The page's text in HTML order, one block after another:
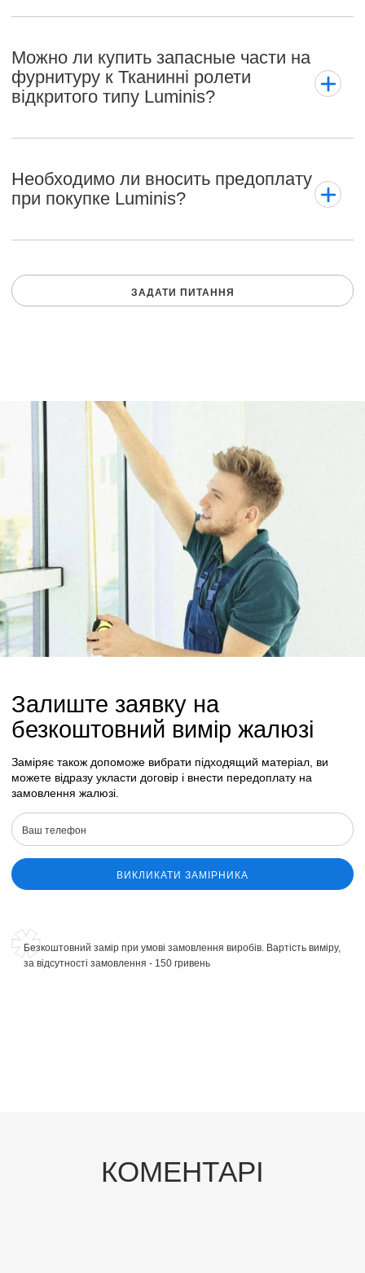
Можно ли купить запасные части на
фурнитуру к Тканинні ролети
відкритого типу Luminis?
Необходимо ли вносить предоплату
при покупке Luminis?
ЗАДАТИ ПИТАННЯ
Залиште заявку на
безкоштовний вимір жалюзі
Заміряє також допоможе вибрати підходящий матеріал, ви
можете відразу укласти договір і внести передоплату на
замовлення жалюзі.
ВИКЛИКАТИ ЗАМІРНИКА
Безкоштовний замір при умові замовлення виробів. Вартість виміру,
за відсутності замовлення - 150 гривень
КОМЕНТАРІ